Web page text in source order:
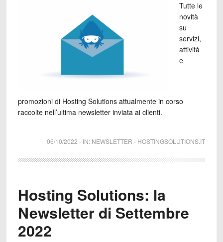
Tutte le
novità
su
servizi,
attività
e
promozioni di Hosting Solutions attualmente in corso
raccolte nell’ultima newsletter inviata ai clienti.
06/10/2022 - IN: NEWSLETTER - HOSTINGSOLUTIONS.IT
Hosting Solutions: la
Newsletter di Settembre
2022